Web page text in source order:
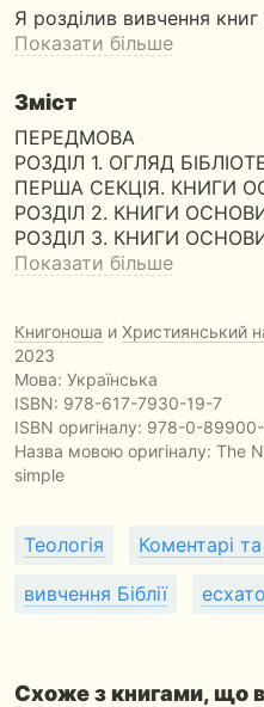
Я розділив вивчення
Показати більше
Зміст
ПЕРЕДМОВА
РОЗДІЛ 1. ОГЛЯД
ПЕРША СЕКЦІЯ. КНИГИ
РОЗДІЛ 2. КНИГИ
РОЗДІЛ 3. КНИГИ
Показати більше
Книгоноша и Християнський
2023
Мова: Українська
ISBN: 978-617-7930-19-7
ISBN оригіналу: 978-0-
Назва мовою оригіналу: The
simple
Теологія Коментарі
вивчення Біблії
Схоже з книгами, що